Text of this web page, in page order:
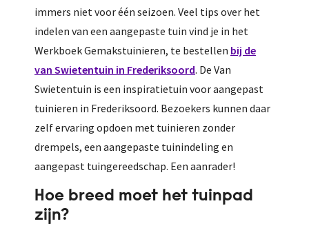
immers niet voor één seizoen. Veel tips over het
indelen van een aangepaste tuin vind je in het
Werkboek Gemakstuinieren, te bestellen bij de
van Swietentuin in Frederiksoord. De Van
Swietentuin is een inspiratietuin voor aangepast
tuinieren in Frederiksoord. Bezoekers kunnen daar
zelf ervaring opdoen met tuinieren zonder
drempels, een aangepaste tuinindeling en
aangepast tuingereedschap. Een aanrader!
Hoe breed moet het tuinpad
zijn?